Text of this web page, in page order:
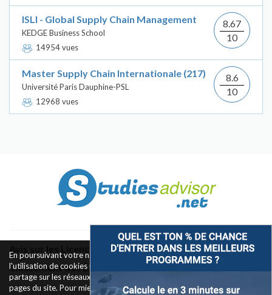
ISLI - Global Supply Chain Management
KEDGE Business School
14954 vues
8.67
10
Master Supply Chain Internationale (217)
Université Paris Dauphine-PSL
12968 vues
8.6
10
Avis sur les Licences & Bachelors
Classement des Écoles
En poursuivant votre navigation sur ce site, vous acceptez
l'utilisation de cookies pour le fonctionnement des boutons de
partage sur les réseaux sociaux et la mesure d'audience des
pages du site. Pour mieux comprendre notre politique de